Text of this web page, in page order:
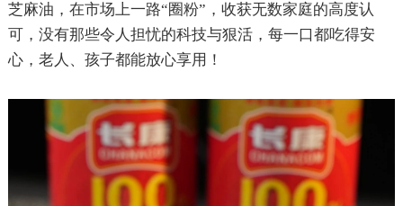
芝麻油，在市场上一路“圈粉”，收获无数家庭的高度认
可，没有那些令人担忧的科技与狠活，每一口都吃得安
心，老人、孩子都能放心享用 ！